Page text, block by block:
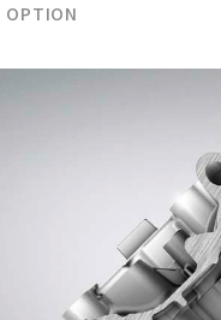
OPTION